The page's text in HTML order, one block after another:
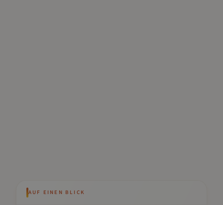
AUF EINEN BLICK